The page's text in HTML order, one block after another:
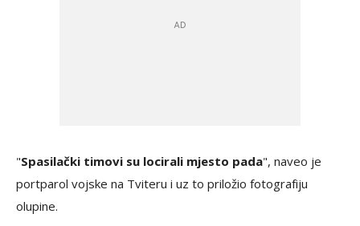
"Spasilački timovi su locirali mjesto pada", naveo je
portparol vojske na Tviteru i uz to priložio fotografiju
olupine.